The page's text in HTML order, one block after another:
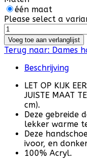
één maat
Please select a
Voeg toe aan verlanglijst
Terug naar: Dames
Beschrijving
LET OP KIJK
JUISTE MAAT
cm).
Deze gebreide
lekker warme
Deze
ivoor, en
100% Acryl.